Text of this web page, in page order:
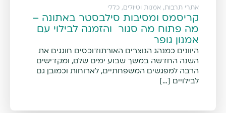
אתרי תרבות, אמנות וטיולים , כללי
קריסמס ומסיבות סילבסטר באתונה –
מה פתוח מה סגור והזמנה לבילוי עם
אמנון גופר
היוונים כמנהג הנוצרים האורתודוכסים חוגגים את
השנה החדשה במשך שבוע ימים שלם, ומקדישים
הרבה למפגשים המשפחתיים, לארוחות וכמובן גם
לבילויים […]